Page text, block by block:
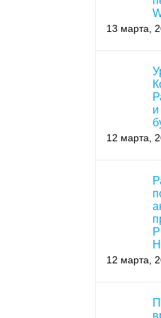
13 марта,
12 марта,
12 марта,